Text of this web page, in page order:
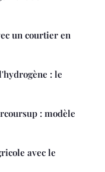
un courtier en
: le
: modèle
avec le